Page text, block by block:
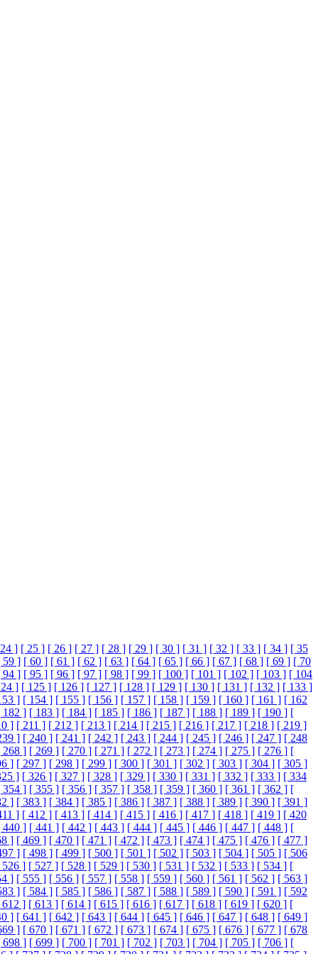
] [ 25 ] [ 26 ] [ 27 ] [ 28 ] [ 29 ] [ 30 ] [ 31 ] [ 32 ] [ 33 ] [ 34 ] [ 35
59 ] [ 60 ] [ 61 ] [ 62 ] [ 63 ] [ 64 ] [ 65 ] [ 66 ] [ 67 ] [ 68 ] [ 69 ] [ 70
94 ] [ 95 ] [ 96 ] [ 97 ] [ 98 ] [ 99 ] [ 100 ] [ 101 ] [ 102 ] [ 103 ] [ 104
] [ 125 ] [ 126 ] [ 127 ] [ 128 ] [ 129 ] [ 130 ] [ 131 ] [ 132 ] [ 133 ]
] [ 154 ] [ 155 ] [ 156 ] [ 157 ] [ 158 ] [ 159 ] [ 160 ] [ 161 ] [ 162
182 ] [ 183 ] [ 184 ] [ 185 ] [ 186 ] [ 187 ] [ 188 ] [ 189 ] [ 190 ] [
] [ 211 ] [ 212 ] [ 213 ] [ 214 ] [ 215 ] [ 216 ] [ 217 ] [ 218 ] [ 219 ]
] [ 240 ] [ 241 ] [ 242 ] [ 243 ] [ 244 ] [ 245 ] [ 246 ] [ 247 ] [ 248
268 ] [ 269 ] [ 270 ] [ 271 ] [ 272 ] [ 273 ] [ 274 ] [ 275 ] [ 276 ] [
] [ 297 ] [ 298 ] [ 299 ] [ 300 ] [ 301 ] [ 302 ] [ 303 ] [ 304 ] [ 305 ]
] [ 326 ] [ 327 ] [ 328 ] [ 329 ] [ 330 ] [ 331 ] [ 332 ] [ 333 ] [ 334
354 ] [ 355 ] [ 356 ] [ 357 ] [ 358 ] [ 359 ] [ 360 ] [ 361 ] [ 362 ] [
] [ 383 ] [ 384 ] [ 385 ] [ 386 ] [ 387 ] [ 388 ] [ 389 ] [ 390 ] [ 391 ]
] [ 412 ] [ 413 ] [ 414 ] [ 415 ] [ 416 ] [ 417 ] [ 418 ] [ 419 ] [ 420
440 ] [ 441 ] [ 442 ] [ 443 ] [ 444 ] [ 445 ] [ 446 ] [ 447 ] [ 448 ] [
] [ 469 ] [ 470 ] [ 471 ] [ 472 ] [ 473 ] [ 474 ] [ 475 ] [ 476 ] [ 477 ]
] [ 498 ] [ 499 ] [ 500 ] [ 501 ] [ 502 ] [ 503 ] [ 504 ] [ 505 ] [ 506
] [ 527 ] [ 528 ] [ 529 ] [ 530 ] [ 531 ] [ 532 ] [ 533 ] [ 534 ] [
] [ 555 ] [ 556 ] [ 557 ] [ 558 ] [ 559 ] [ 560 ] [ 561 ] [ 562 ] [ 563 ]
] [ 584 ] [ 585 ] [ 586 ] [ 587 ] [ 588 ] [ 589 ] [ 590 ] [ 591 ] [ 592
] [ 613 ] [ 614 ] [ 615 ] [ 616 ] [ 617 ] [ 618 ] [ 619 ] [ 620 ] [
] [ 641 ] [ 642 ] [ 643 ] [ 644 ] [ 645 ] [ 646 ] [ 647 ] [ 648 ] [ 649 ]
] [ 670 ] [ 671 ] [ 672 ] [ 673 ] [ 674 ] [ 675 ] [ 676 ] [ 677 ] [ 678
698 ] [ 699 ] [ 700 ] [ 701 ] [ 702 ] [ 703 ] [ 704 ] [ 705 ] [ 706 ] [